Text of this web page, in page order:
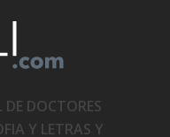
DE DOCTORES
Y LETRAS Y